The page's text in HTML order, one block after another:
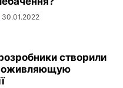
30.01.2022
створили
оживляющую